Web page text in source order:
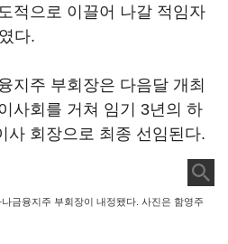
적으로 이끌어 나갈 적임자
다.
지주 부회장은 다음달 개최
사회를 거쳐 임기 3년의 하
사 회장으로 최종 선임된다.
금융지주 부회장이 내정됐다. 사진은 함영주